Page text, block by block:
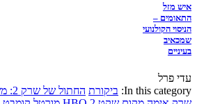
איש מזל
התאומים –
הניסוי הקולנועי
שמכאיב
בעיניים
עדי פרל
In this category: ביקורת החתול של שרק 2: משאלה אחת ודי